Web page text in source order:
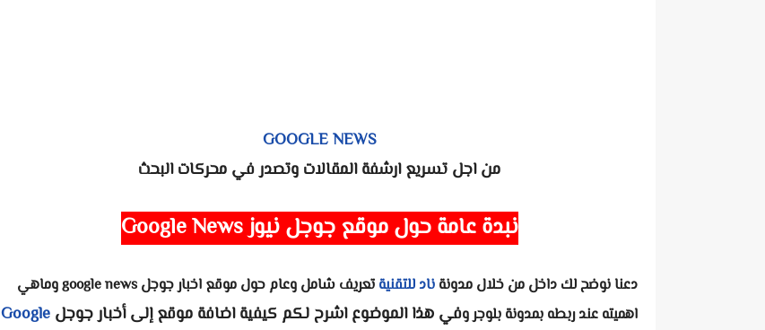
GOOGLE NEWS
من اجل تسريع ارشفة المقالات وتصدر في محركات البحث
نبدة عامة حول موقع جوجل نيوز Google News
دعنا نوضح لك داخل من خلال مدونة ناد للتقنية
تعريف شامل وعام حول موقع اخبار جوجل google news وماهي
اهميته عند ربطه بمدونة بلوجر وفي هذا الموضوع اشرح لكم كيفية اضافة موقع إلى أخبار جوجل Google